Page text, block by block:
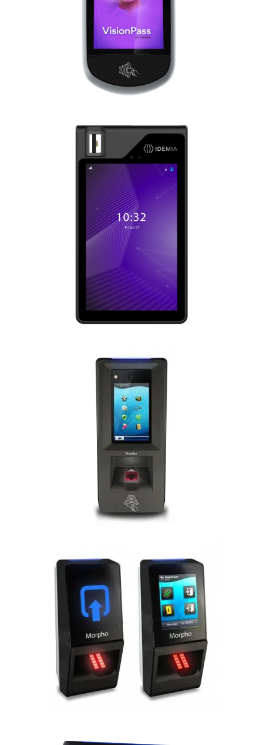
ID Screen
MorphoAccess® Sigma Extreme Series
MorphoAccess® SIGMA Lite séries